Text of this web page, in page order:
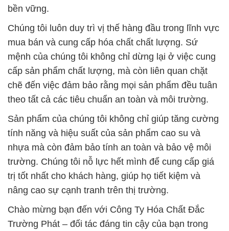
cấp sản phẩm chất lượng, mà còn liên quan chặt
chẽ đến việc đảm bảo rằng mọi sản phẩm đều tuân
theo tất cả các tiêu chuẩn an toàn và môi trường.
Sản phẩm của chúng tôi không chỉ giúp tăng cường
tính năng và hiệu suất của sản phẩm cao su và
nhựa mà còn đảm bảo tính an toàn và bảo vệ môi
trường. Chúng tôi nỗ lực hết mình để cung cấp giá
trị tốt nhất cho khách hàng, giúp họ tiết kiệm và
nâng cao sự cạnh tranh trên thị trường.
Chào mừng bạn đến với Công Ty Hóa Chất Đắc
Trường Phát – đối tác đáng tin cậy của bạn trong
lĩnh vực cung cấp hóa chất chất lượng cao.
# Cty cung cấp { thương mại } Calcium Hypochlorite
— Canxi Hypoclorit Bột 62% Aquafit Ấn Độ
# Công ty chuyên kinh doanh ○ phân phối Calcium